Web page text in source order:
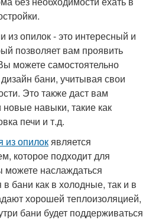
из опилок - это интересный и
позволяет вам проявить
можете самостоятельно
бани, учитывая свои
Это также даст вам
навыки, такие как
печи и т.д.
из опилокявляется
которое подходит для
наслаждаться
бани как в холодные, так и в
хорошей теплоизоляцией,
бани будет поддерживаться